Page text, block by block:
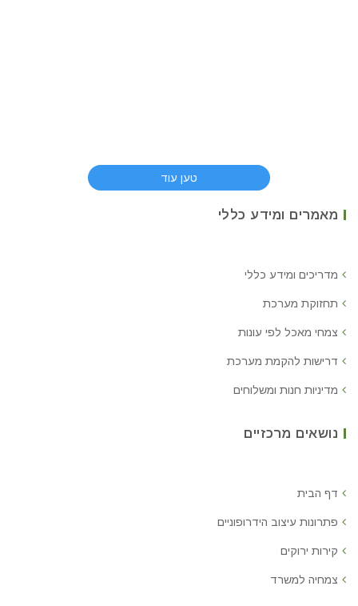
טען עוד
מאמרים ומידע כללי
מדריכים ומידע כללי
תחזוקת מערכת
צמחי מאכל לפי עונות
דרישות להקמת מערכת
מדיניות חנות ומשלוחים
נושאים מרכזיים
דף הבית
פתרונות עיצוב הידרופוניים
קירות ירוקים
צמחיה למשרד